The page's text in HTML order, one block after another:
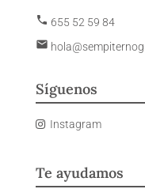
phone 655 52 59 84
email
Síguenos
Instagram
Te ayudamos